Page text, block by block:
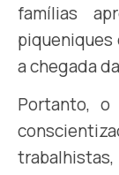
famílias
piqueniques
a chegada
Portanto, o
trabalhistas,